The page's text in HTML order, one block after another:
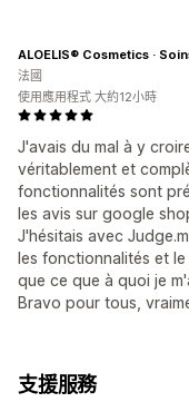
J'avais du mal à y
véritablement et
fonctionnalités sont
les avis sur google
J'hésitais avec
les fonctionnalités et
que ce que à quoi je
Bravo pour tous,
法國
使用應用程式 大約12小時
支援服務